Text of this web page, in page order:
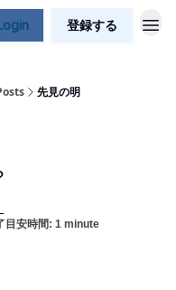
登録する
先見の明
目安時間: 1 minute